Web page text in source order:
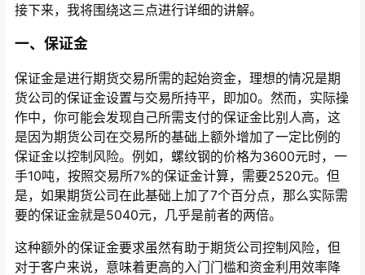
接下来，我将围绕这三点进行详细的讲解。
一、保证金
保证金是进行期货交易所需的起始资金，理想的情况是期
货公司的保证金设置与交易所持平，即加0。然而，实际操
作中，你可能会发现自己所需支付的保证金比别人高，这
是因为期货公司在交易所的基础上额外增加了一定比例的
保证金以控制风险。例如，螺纹钢的价格为3600元时，一
手10吨，按照交易所7%的保证金计算，需要2520元。但
是，如果期货公司在此基础上加了7个百分点，那么实际需
要的保证金就是5040元，几乎是前者的两倍。
这种额外的保证金要求虽然有助于期货公司控制风险，但
对于客户来说，意味着更高的入门门槛和资金利用效率降